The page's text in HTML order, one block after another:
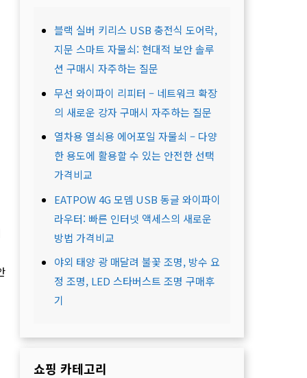
블랙 실버 키리스 USB 충전식 도어락,
지문 스마트 자물쇠: 현대적 보안 솔루
션 구매시 자주하는 질문
무선 와이파이 리피터 – 네트워크 확장
의 새로운 강자 구매시 자주하는 질문
열차용 열쇠용 에어포일 자물쇠 – 다양
한 용도에 활용할 수 있는 안전한 선택
가격비교
EATPOW 4G 모뎀 USB 동글 와이파이
라우터: 빠른 인터넷 액세스의 새로운
방법 가격비교
야외 태양 광 매달려 불꽃 조명, 방수 요
정 조명, LED 스타버스트 조명 구매후
기
쇼핑 카테고리